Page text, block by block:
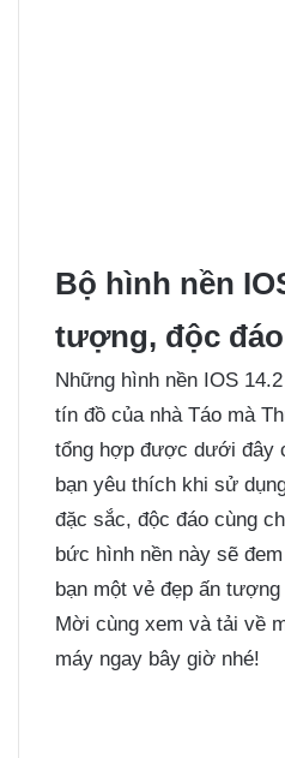
Bộ hình nền
tượng, độc
Những hình nền IOS
tín đồ của nhà Táo mà
tổng hợp được dưới đây
bạn yêu thích khi sử
đặc sắc, độc đáo cùng
bức hình nền này sẽ
bạn một vẻ đẹp ấn tượng
Mời cùng xem và tải về
máy ngay bây giờ nhé!